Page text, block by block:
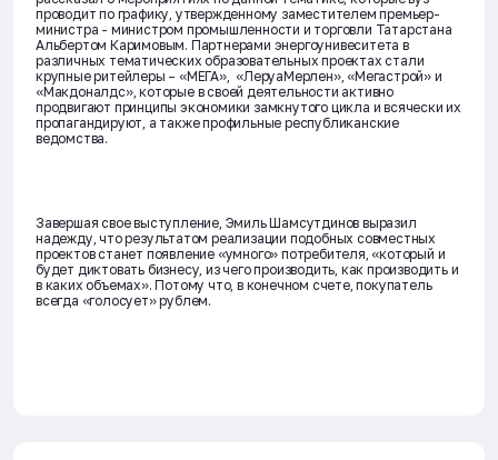
проводит по графику, утвержденному заместителем премьер-
министра - министром промышленности и торговли Татарстана
Альбертом Каримовым. Партнерами энергоунивеситета в
различных тематических образовательных проектах стали
крупные ритейлеры – «МЕГА», «ЛеруаМерлен», «Мегастрой» и
«Макдоналдс», которые в своей деятельности активно
продвигают принципы экономики замкнутого цикла и всячески их
пропагандируют, а также профильные республиканские
ведомства.
Завершая свое выступление, Эмиль Шамсутдинов выразил
надежду, что результатом реализации подобных совместных
проектов станет появление «умного» потребителя, «который и
будет диктовать бизнесу, из чего производить, как производить и
в каких объемах». Потому что, в конечном счете, покупатель
всегда «голосует» рублем.